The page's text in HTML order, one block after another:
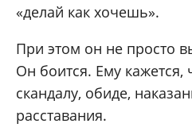
«делай как хочешь».
При этом он не просто
Он боится. Ему кажется,
скандалу, обиде,
расставания.